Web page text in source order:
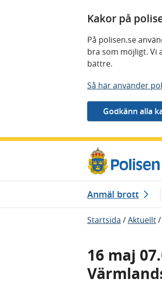
Kakor på
På polisen.se
bra som möjligt. Vi
bättre.
Så här använder
Anmäl brott
Startsida /Aktuellt/
16 maj